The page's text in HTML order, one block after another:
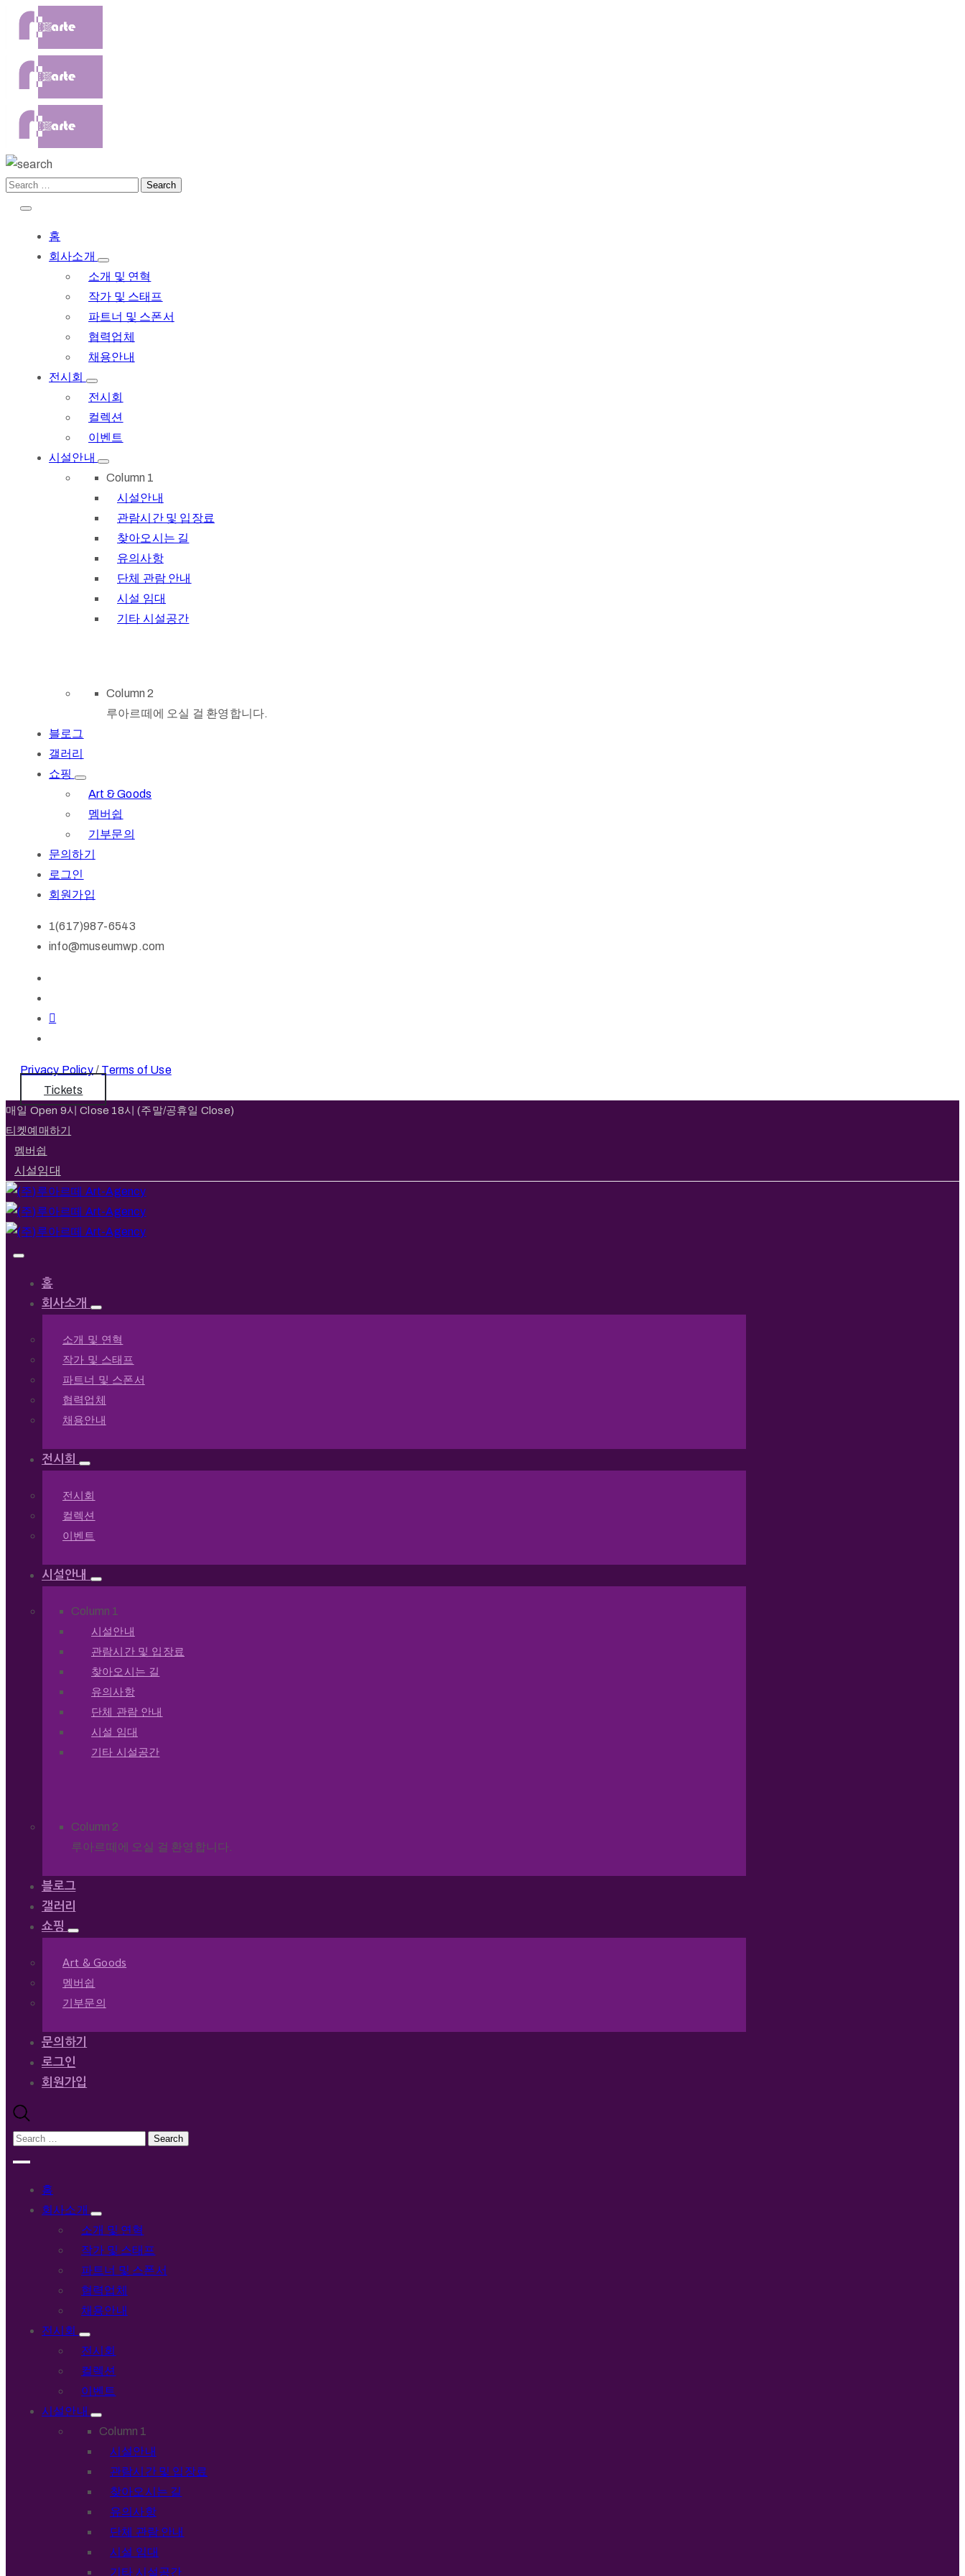
홈
회사소개
소개 및 연혁
작가 및 스태프
파트너 및 스폰서
협력업체
채용안내
전시회
전시회
컬렉션
이벤트
시설안내
Column 1
시설안내
관람시간 및 입장료
찾아오시는 길
유의사항
단체 관람 안내
시설 임대
기타 시설공간
Column 2
루아르떼에 오실 걸 환영합니다.
블로그
갤러리
쇼핑
Art & Goods
멤버쉽
기부문의
문의하기
로그인
회원가입
1(617)987-6543
info@museumwp.com
Privacy Policy/ Terms of Use
Tickets
매일 Open 9시 Close 18시 (주말/공휴일 Close)
티켓예매하기
멤버쉽
시설임대
홈
회사소개
소개 및 연혁
작가 및 스태프
파트너 및 스폰서
협력업체
채용안내
전시회
전시회
컬렉션
이벤트
시설안내
Column 1
시설안내
관람시간 및 입장료
찾아오시는 길
유의사항
단체 관람 안내
시설 임대
기타 시설공간
Column 2
루아르떼에 오실 걸 환영합니다.
블로그
갤러리
쇼핑
Art & Goods
멤버쉽
기부문의
문의하기
로그인
회원가입
홈
회사소개
소개 및 연혁
작가 및 스태프
파트너 및 스폰서
협력업체
채용안내
전시회
전시회
컬렉션
이벤트
시설안내
Column 1
시설안내
관람시간 및 입장료
찾아오시는 길
유의사항
단체 관람 안내
시설 임대
기타 시설공간